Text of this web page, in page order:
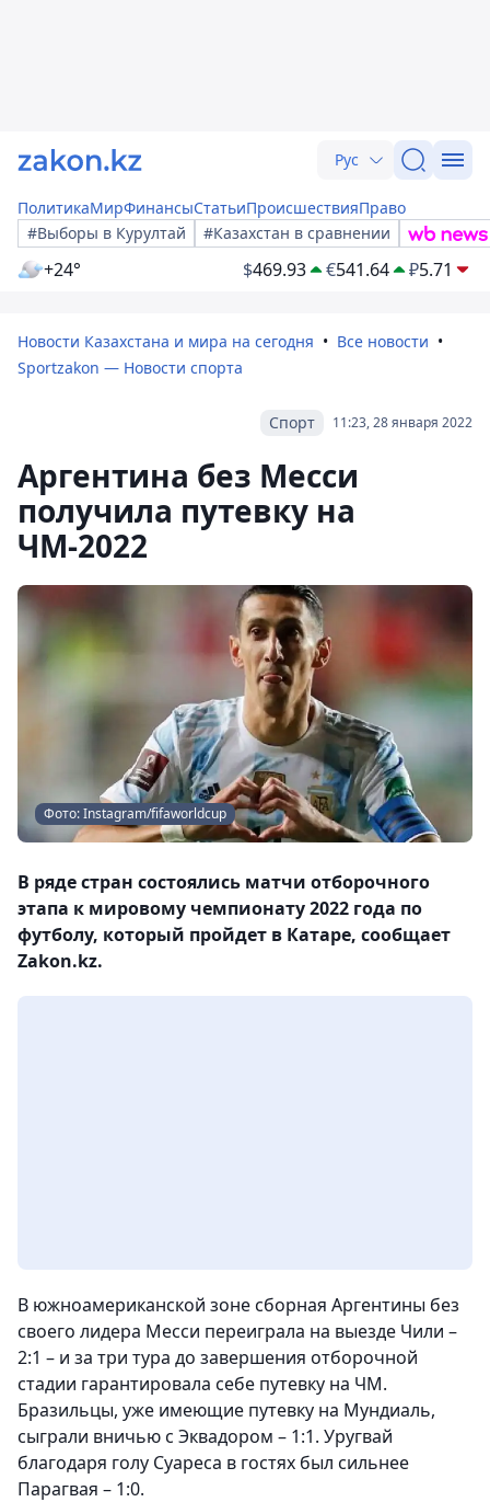
Рус
ПолитикаМирФинансыСтатьиПроисшествияПраво
#Выборы в Курултай
#Казахстан в сравнении
+24° $469.93 €541.64 ₽5.71
Новости Казахстана и мира на сегодня
Все новости
Sportzakon — Новости спорта
11:23, 28 января 2022
Спорт
Аргентина без Месси
получила путевку на
ЧМ-2022
Фото: Instagram/fifaworldcup
В ряде стран состоялись матчи отборочного
этапа к мировому чемпионату 2022 года по
футболу, который пройдет в Катаре, сообщает
Zakon.kz.
В южноамериканской зоне сборная Аргентины без
своего лидера Месси переиграла на выезде Чили –
2:1 – и за три тура до завершения отборочной
стадии гарантировала себе путевку на ЧМ.
Бразильцы, уже имеющие путевку на Мундиаль,
сыграли вничью с Эквадором – 1:1. Уругвай
благодаря голу Суареса в гостях был сильнее
Парагвая – 1:0.